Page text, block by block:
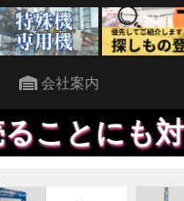
会社案内
ています。